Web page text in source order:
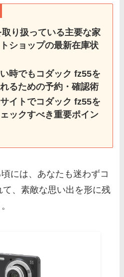
り扱っている主要な家
ショップの最新在庫状
時でもコダック fz55を
るための予約・確認術
イトでコダック fz55を
ックすべき重要ポイン
には、あなたも迷わずコ
、素敵な思い出を形に残